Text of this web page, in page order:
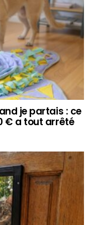
je partais : ce
€ a tout arrêté